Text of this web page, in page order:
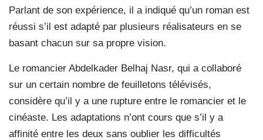
Parlant de son expérience, il a indiqué qu’un roman est
réussi s’il est adapté par plusieurs réalisateurs en se
basant chacun sur sa propre vision.
Le romancier Abdelkader Belhaj Nasr, qui a collaboré
sur un certain nombre de feuilletons télévisés,
considère qu’il y a une rupture entre le romancier et le
cinéaste. Les adaptations n’ont cours que s’il y a
affinité entre les deux sans oublier les difficultés